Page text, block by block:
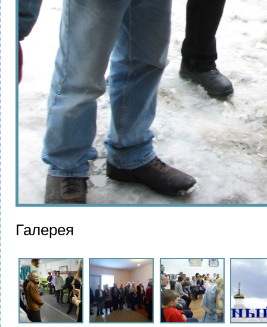
Галерея